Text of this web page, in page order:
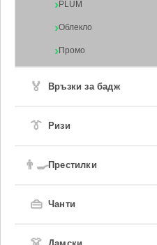
PLUM
Облекло
Промо
🏅 Връзки за бадж
👔 Ризи
👨‍🍳Престилки
👜 Чанти